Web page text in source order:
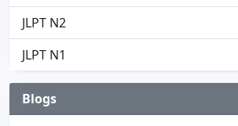
JLPT N2
JLPT N1
Blogs